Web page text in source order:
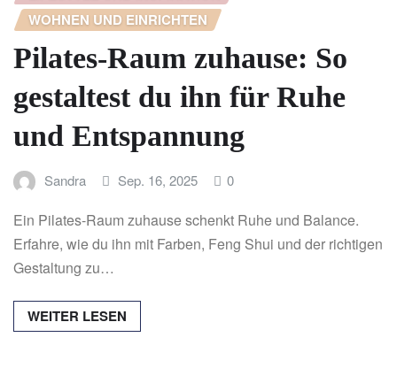
WOHNEN UND EINRICHTEN
Pilates-Raum zuhause: So
gestaltest du ihn für Ruhe
und Entspannung
Sandra Sep. 16, 2025 0
Ein Pilates-Raum zuhause schenkt Ruhe und Balance.
Erfahre, wie du ihn mit Farben, Feng Shui und der richtigen
Gestaltung zu…
WEITER LESEN